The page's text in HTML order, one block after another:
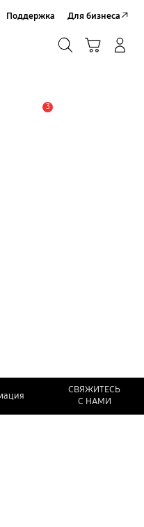
Поддержка Для бизнеса
3
СВЯЖИТЕСЬ
С НАМИ